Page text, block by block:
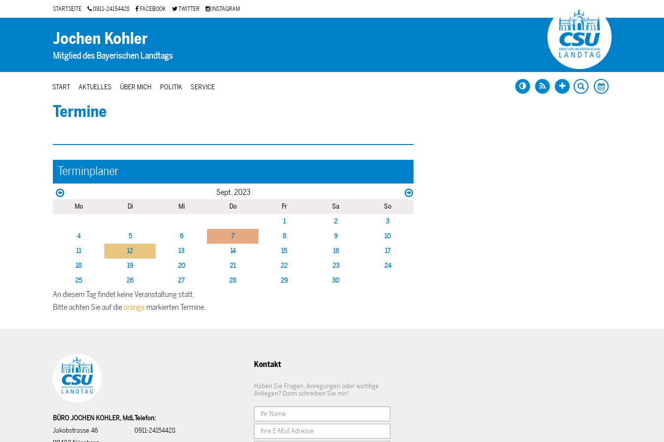
STARTSEITE 0911-24154428 FACEBOOK TWITTER INSTAGRAM
Jochen Kohler
Mitglied des Bayerischen Landtags
START AKTUELLES ÜBER MICH POLITIK SERVICE
Termine
Terminplaner
Sept. 2023
Mo Di Mi Do Fr Sa
So
1
2
3
4
5 6 7 8 9
10
11
12 13 14 15 16
17
18
19 20 21 22 23
24
25
26 27 28 29 30
An diesem Tag findet keine Veranstaltung statt.
Bitte achten Sie auf dieorange markierten Termine.
BÜRO JOCHEN KOHLER, MdL
Jakobstrasse 46
Telefon:
0911-24154428
Kontakt
Haben Sie Fragen, Anregungen oder wichtige
Anliegen? Dann schreiben Sie mir!